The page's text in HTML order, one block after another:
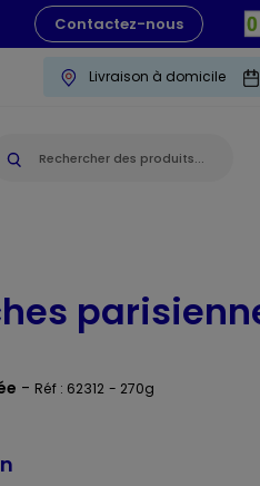
Contactez-nous
Livraison à domicile
- Réf : 62312 - 270g